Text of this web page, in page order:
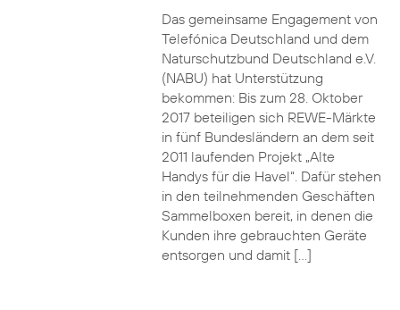
Das gemeinsame Engagement von
Telefónica Deutschland und dem
Naturschutzbund Deutschland e.V.
(NABU) hat Unterstützung
bekommen: Bis zum 28. Oktober
2017 beteiligen sich REWE-Märkte
in fünf Bundesländern an dem seit
2011 laufenden Projekt „Alte
Handys für die Havel“. Dafür stehen
in den teilnehmenden Geschäften
Sammelboxen bereit, in denen die
Kunden ihre gebrauchten Geräte
entsorgen und damit […]